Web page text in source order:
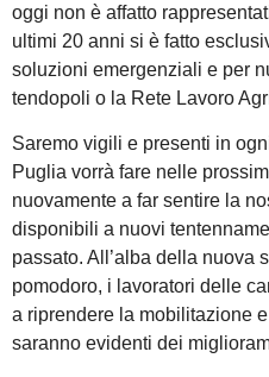
oggi non è affatto
ultimi 20 anni si è fatto
soluzioni emergenziali e per
tendopoli o la Rete Lavoro
Saremo vigili e presenti in
Puglia vorrà fare nelle
nuovamente a far sentire la
disponibili a nuovi
passato. All’alba della nuova
pomodoro, i lavoratori delle
a riprendere la mobilitazione
saranno evidenti dei